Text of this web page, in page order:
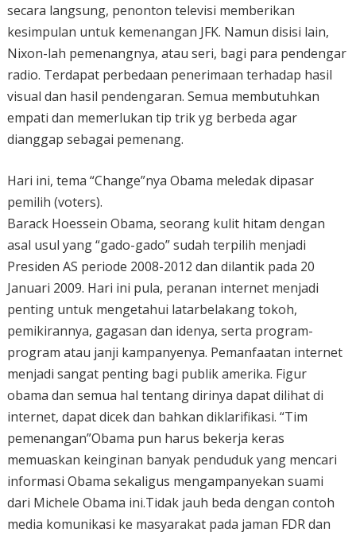
secara langsung, penonton televisi memberikan
kesimpulan untuk kemenangan JFK. Namun disisi lain,
Nixon-lah pemenangnya, atau seri, bagi para pendengar
radio. Terdapat perbedaan penerimaan terhadap hasil
visual dan hasil pendengaran. Semua membutuhkan
empati dan memerlukan tip trik yg berbeda agar
dianggap sebagai pemenang.
Hari ini, tema “Change”nya Obama meledak dipasar
pemilih (voters).
Barack Hoessein Obama, seorang kulit hitam dengan
asal usul yang “gado-gado” sudah terpilih menjadi
Presiden AS periode 2008-2012 dan dilantik pada 20
Januari 2009. Hari ini pula, peranan internet menjadi
penting untuk mengetahui latarbelakang tokoh,
pemikirannya, gagasan dan idenya, serta program-
program atau janji kampanyenya. Pemanfaatan internet
menjadi sangat penting bagi publik amerika. Figur
obama dan semua hal tentang dirinya dapat dilihat di
internet, dapat dicek dan bahkan diklarifikasi. “Tim
pemenangan”Obama pun harus bekerja keras
memuaskan keinginan banyak penduduk yang mencari
informasi Obama sekaligus mengampanyekan suami
dari Michele Obama ini.Tidak jauh beda dengan contoh
media komunikasi ke masyarakat pada jaman FDR dan